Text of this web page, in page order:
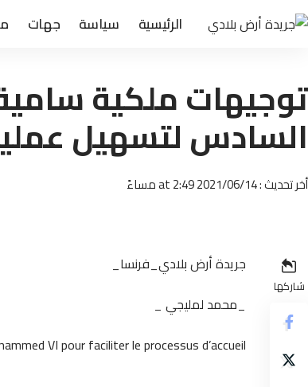
الرئيسية سياسة جهات
توجيهات ملكية
السادس لتسهيل
أخر تحديث : 2021/06/14 at 2:49 مساءً
شاركها
جريدة أرض بلادي_فرنسا_
_محمد لمليجي _
VI pour faciliter le processus d’accueil